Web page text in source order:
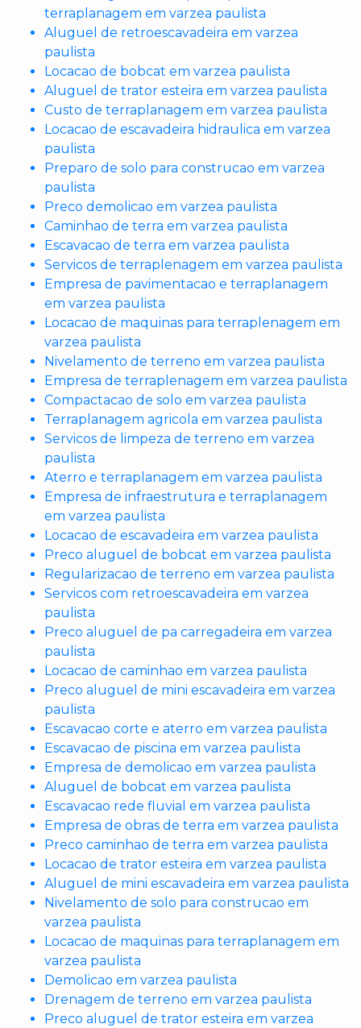
terraplanagem em varzea paulista
Aluguel de retroescavadeira em varzea
paulista
Locacao de bobcat em varzea paulista
Aluguel de trator esteira em varzea paulista
Custo de terraplanagem em varzea paulista
Locacao de escavadeira hidraulica em varzea
paulista
Preparo de solo para construcao em varzea
paulista
Preco demolicao em varzea paulista
Caminhao de terra em varzea paulista
Escavacao de terra em varzea paulista
Servicos de terraplenagem em varzea paulista
Empresa de pavimentacao e terraplanagem
em varzea paulista
Locacao de maquinas para terraplenagem em
varzea paulista
Nivelamento de terreno em varzea paulista
Empresa de terraplenagem em varzea paulista
Compactacao de solo em varzea paulista
Terraplanagem agricola em varzea paulista
Servicos de limpeza de terreno em varzea
paulista
Aterro e terraplanagem em varzea paulista
Empresa de infraestrutura e terraplanagem
em varzea paulista
Locacao de escavadeira em varzea paulista
Preco aluguel de bobcat em varzea paulista
Regularizacao de terreno em varzea paulista
Servicos com retroescavadeira em varzea
paulista
Preco aluguel de pa carregadeira em varzea
paulista
Locacao de caminhao em varzea paulista
Preco aluguel de mini escavadeira em varzea
paulista
Escavacao corte e aterro em varzea paulista
Escavacao de piscina em varzea paulista
Empresa de demolicao em varzea paulista
Aluguel de bobcat em varzea paulista
Escavacao rede fluvial em varzea paulista
Empresa de obras de terra em varzea paulista
Preco caminhao de terra em varzea paulista
Locacao de trator esteira em varzea paulista
Aluguel de mini escavadeira em varzea paulista
Nivelamento de solo para construcao em
varzea paulista
Locacao de maquinas para terraplanagem em
varzea paulista
Demolicao em varzea paulista
Drenagem de terreno em varzea paulista
Preco aluguel de trator esteira em varzea